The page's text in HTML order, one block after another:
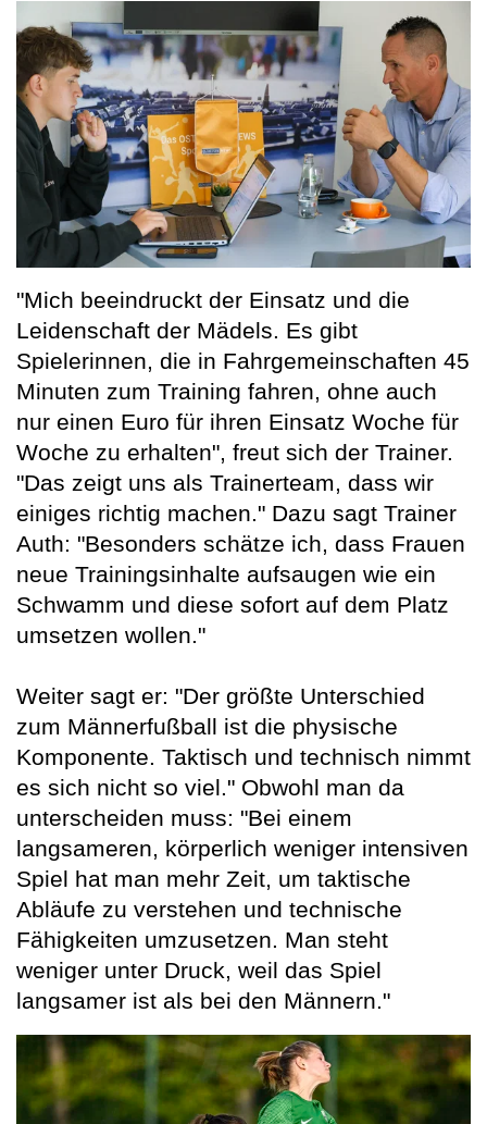
"Mich beeindruckt der Einsatz und die
Leidenschaft der Mädels. Es gibt
Spielerinnen, die in Fahrgemeinschaften 45
Minuten zum Training fahren, ohne auch
nur einen Euro für ihren Einsatz Woche für
Woche zu erhalten", freut sich der Trainer.
"Das zeigt uns als Trainerteam, dass wir
einiges richtig machen." Dazu sagt Trainer
Auth: "Besonders schätze ich, dass Frauen
neue Trainingsinhalte aufsaugen wie ein
Schwamm und diese sofort auf dem Platz
umsetzen wollen."
Weiter sagt er: "Der größte Unterschied
zum Männerfußball ist die physische
Komponente. Taktisch und technisch nimmt
es sich nicht so viel." Obwohl man da
unterscheiden muss: "Bei einem
langsameren, körperlich weniger intensiven
Spiel hat man mehr Zeit, um taktische
Abläufe zu verstehen und technische
Fähigkeiten umzusetzen. Man steht
weniger unter Druck, weil das Spiel
langsamer ist als bei den Männern."